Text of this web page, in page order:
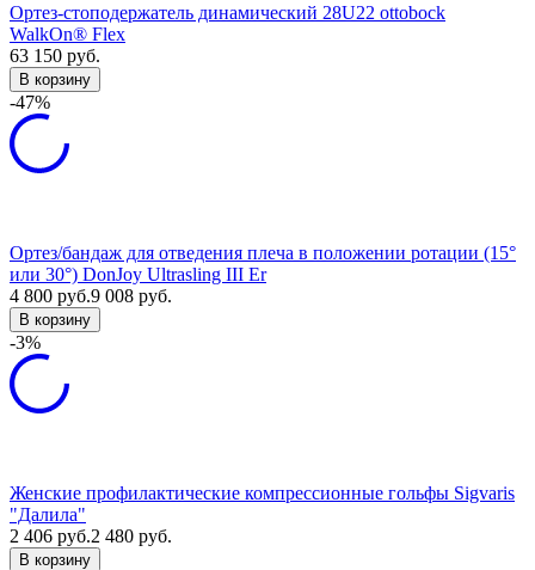
Ортез-стоподержатель динамический 28U22 ottobock
WalkOn® Flex
63 150 руб.
В корзину
-47%
Ортез/бандаж для отведения плеча в положении ротации (15°
или 30°) DonJoy Ultrasling III Er
4 800 руб.9 008 руб.
В корзину
-3%
Женские профилактические компрессионные гольфы Sigvaris
"Далила"
2 406 руб.2 480 руб.
В корзину